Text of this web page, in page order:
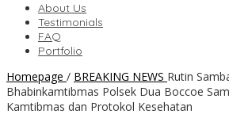
About Us
Testimonials
FAQ
Portfolio
Homepage / BREAKING NEWS Rutin
Bhabinkamtibmas Polsek Dua Boccoe
Kamtibmas dan Protokol Kesehatan